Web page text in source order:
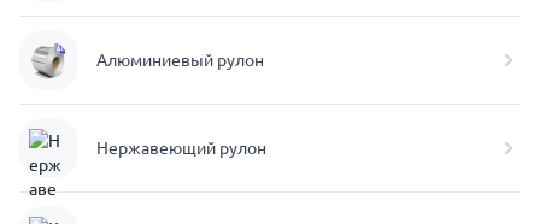
Алюминиевый рулон
Нержавеющий рулон